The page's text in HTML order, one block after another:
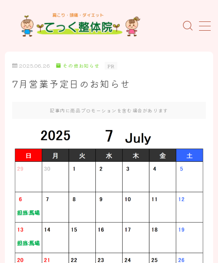
MENU
ホーム
初めての方へ
スタッフの紹介
概要とアクセス
お知らせ
施術案内
2025.06.26 その他お知らせ PR
7月営業予定日のお知らせ
記事内に商品プロモーションを含む場合があります